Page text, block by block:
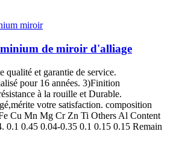
de miroir d'alliage
qualité et garantie de service.
pour 16 années. 3)Finition
à la rouille et Durable.
votre satisfaction. composition
Cu Mn Mg Cr Zn Ti Others Al Content
0.1 0.45 0.04-0.35 0.1 0.15 0.15 Remain